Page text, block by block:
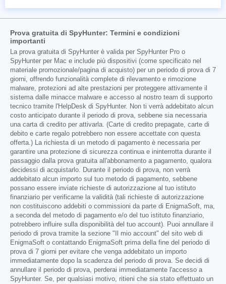
Prova gratuita di SpyHunter: Termini e condizioni
importanti
La prova gratuita di SpyHunter è valida per SpyHunter Pro o
SpyHunter per Mac e include più dispositivi (come specificato nel
materiale promozionale/pagina di acquisto) per un periodo di prova di 7
giorni, offrendo funzionalità complete di rilevamento e rimozione
malware, protezioni ad alte prestazioni per proteggere attivamente il
sistema dalle minacce malware e accesso al nostro team di supporto
tecnico tramite l'HelpDesk di SpyHunter. Non ti verrà addebitato alcun
costo anticipato durante il periodo di prova, sebbene sia necessaria
una carta di credito per attivarla. (Carte di credito prepagate, carte di
debito e carte regalo potrebbero non essere accettate con questa
offerta.) La richiesta di un metodo di pagamento è necessaria per
garantire una protezione di sicurezza continua e ininterrotta durante il
passaggio dalla prova gratuita all'abbonamento a pagamento, qualora
decidessi di acquistarlo. Durante il periodo di prova, non verrà
addebitato alcun importo sul tuo metodo di pagamento, sebbene
possano essere inviate richieste di autorizzazione al tuo istituto
finanziario per verificarne la validità (tali richieste di autorizzazione
non costituiscono addebiti o commissioni da parte di EnigmaSoft, ma,
a seconda del metodo di pagamento e/o del tuo istituto finanziario,
potrebbero influire sulla disponibilità del tuo account). Puoi annullare il
periodo di prova tramite la sezione "Il mio account" del sito web di
EnigmaSoft o contattando EnigmaSoft prima della fine del periodo di
prova di 7 giorni per evitare che venga addebitato un importo
immediatamente dopo la scadenza del periodo di prova. Se decidi di
annullare il periodo di prova, perderai immediatamente l'accesso a
SpyHunter. Se, per qualsiasi motivo, ritieni che sia stato effettuato un